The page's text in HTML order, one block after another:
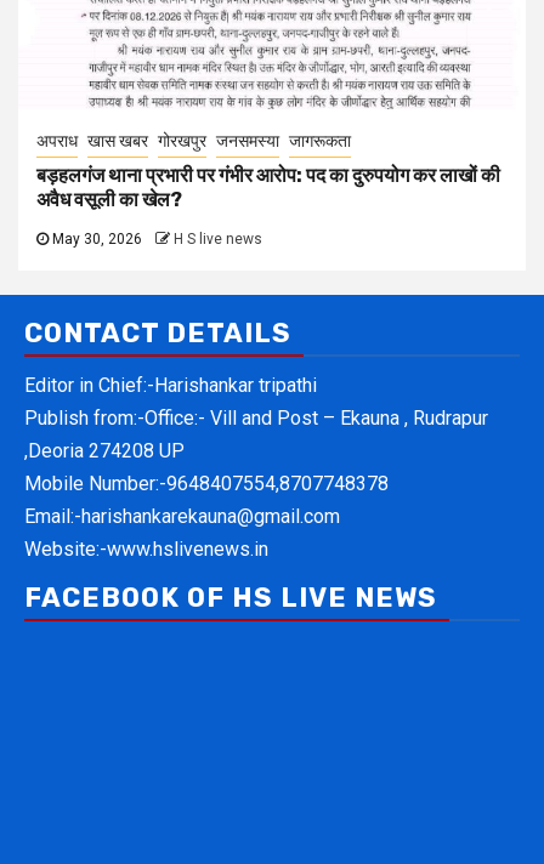
अपराध खास खबर गोरखपुर जनसमस्या जागरूकता
बड़हलगंज थाना प्रभारी पर गंभीर आरोप: पद का दुरुपयोग कर लाखों की
अवैध वसूली का खेल?
May 30, 2026 H S live news
CONTACT DETAILS
Editor in Chief:-Harishankar tripathi
Publish from:-Office:- Vill and Post – Ekauna , Rudrapur
,Deoria 274208 UP
Mobile Number:-9648407554,8707748378
Email:-harishankarekauna@gmail.com
Website:-www.hslivenews.in
FACEBOOK OF HS LIVE NEWS